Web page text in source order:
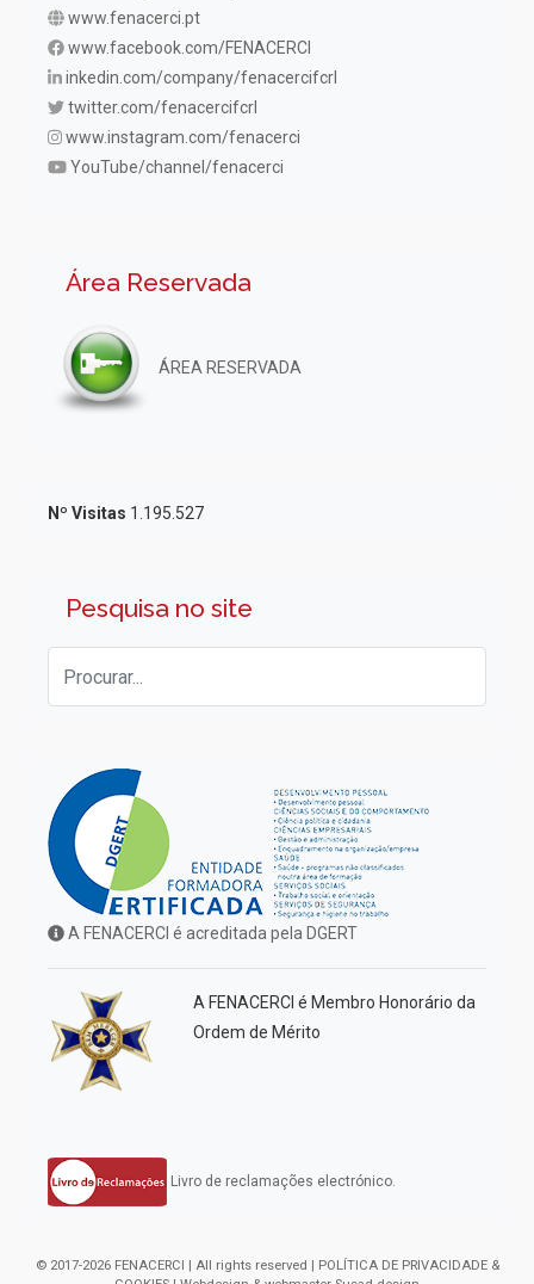
www.fenacerci.pt
www.facebook.com/FENACERCI
inkedin.com/company/fenacercifcrl
twitter.com/fenacercifcrl
www.instagram.com/fenacerci
YouTube/channel/fenacerci
Área Reservada
ÁREA RESERVADA
Nº Visitas 1.195.527
Pesquisa no site
A FENACERCI é acreditada pela DGERT
A FENACERCI é Membro Honorário da
Ordem de Mérito
Livro de reclamações electrónico.
© 2017-2026 FENACERCI | All rights reserved | POLÍTICA DE PRIVACIDADE &